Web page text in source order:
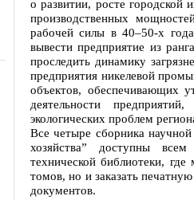
о развитии, росте городской
производственных
рабочей силы в 40–50-х
вывести предприятие из
проследить динамику
предприятия никелевой
объектов, обеспечивающих
деятельности
экологических проблем
Все четыре сборника
хозяйства” доступны
технической библиотеки,
томов, но и заказать
документов.